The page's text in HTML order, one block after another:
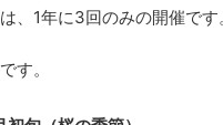
、1年に3回のみの開催です
す。